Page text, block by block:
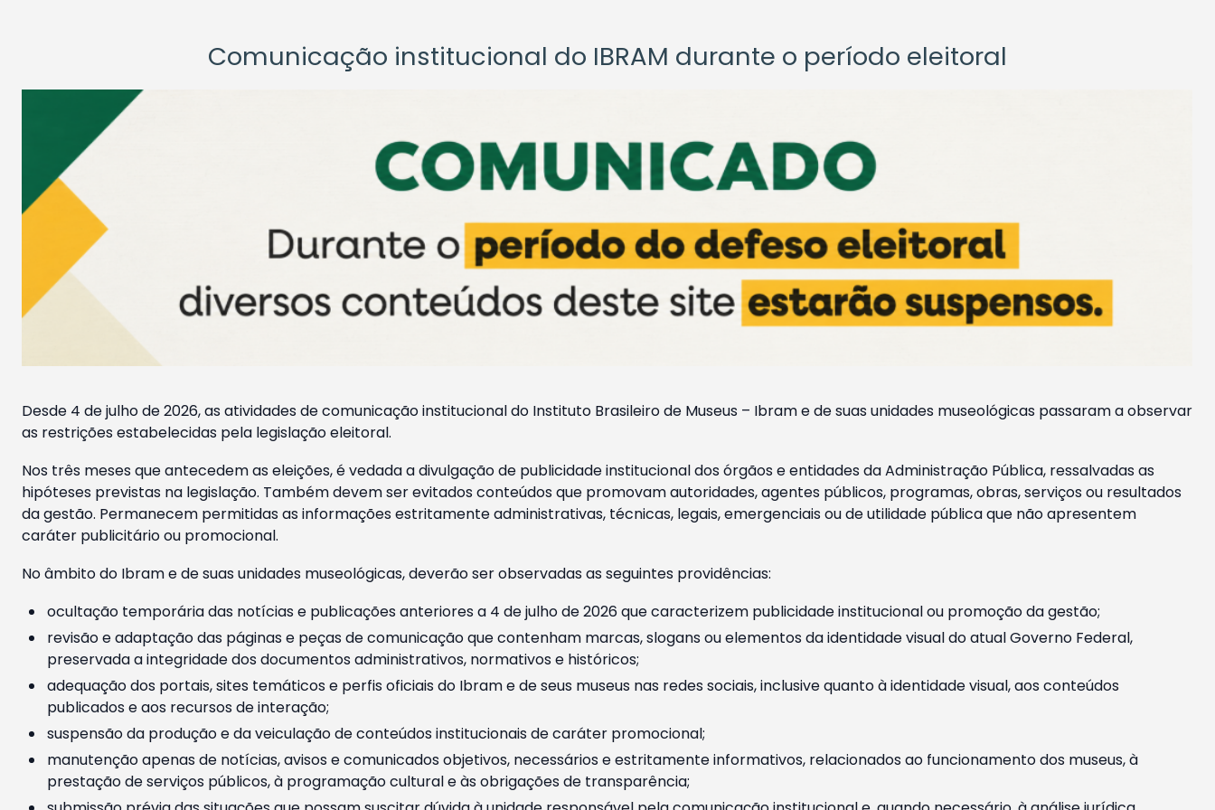
Comunicação institucional do IBRAM durante o período eleitoral
Desde 4 de julho de 2026, as atividades de comunicação institucional do Instituto Brasileiro de Museus – Ibram e de suas unidades museológicas passaram a observar
as restrições estabelecidas pela legislação eleitoral.
Nos três meses que antecedem as eleições, é vedada a divulgação de publicidade institucional dos órgãos e entidades da Administração Pública, ressalvadas as
hipóteses previstas na legislação. Também devem ser evitados conteúdos que promovam autoridades, agentes públicos, programas, obras, serviços ou resultados
da gestão. Permanecem permitidas as informações estritamente administrativas, técnicas, legais, emergenciais ou de utilidade pública que não apresentem
caráter publicitário ou promocional.
No âmbito do Ibram e de suas unidades museológicas, deverão ser observadas as seguintes providências:
ocultação temporária das notícias e publicações anteriores a 4 de julho de 2026 que caracterizem publicidade institucional ou promoção da gestão;
revisão e adaptação das páginas e peças de comunicação que contenham marcas, slogans ou elementos da identidade visual do atual Governo Federal,
preservada a integridade dos documentos administrativos, normativos e históricos;
adequação dos portais, sites temáticos e perfis oficiais do Ibram e de seus museus nas redes sociais, inclusive quanto à identidade visual, aos conteúdos
publicados e aos recursos de interação;
suspensão da produção e da veiculação de conteúdos institucionais de caráter promocional;
manutenção apenas de notícias, avisos e comunicados objetivos, necessários e estritamente informativos, relacionados ao funcionamento dos museus, à
prestação de serviços públicos, à programação cultural e às obrigações de transparência;